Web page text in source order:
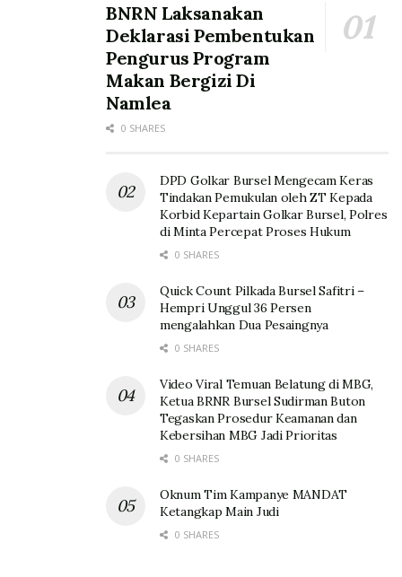
BNRN Laksanakan
Deklarasi Pembentukan
Pengurus Program
Makan Bergizi Di
Namlea
0 SHARES
DPD Golkar Bursel Mengecam Keras
Tindakan Pemukulan oleh ZT Kepada
Korbid Kepartain Golkar Bursel, Polres
di Minta Percepat Proses Hukum
0 SHARES
Quick Count Pilkada Bursel Safitri –
Hempri Unggul 36 Persen
mengalahkan Dua Pesaingnya
0 SHARES
Video Viral Temuan Belatung di MBG,
Ketua BRNR Bursel Sudirman Buton
Tegaskan Prosedur Keamanan dan
Kebersihan MBG Jadi Prioritas
0 SHARES
Oknum Tim Kampanye MANDAT
Ketangkap Main Judi
0 SHARES